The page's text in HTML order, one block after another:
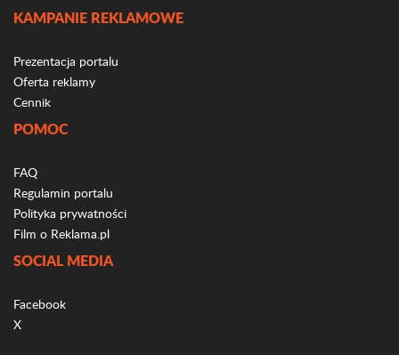
KAMPANIE REKLAMOWE
Prezentacja portalu
Oferta reklamy
Cennik
POMOC
FAQ
Regulamin portalu
Polityka prywatności
Film o Reklama.pl
SOCIAL MEDIA
Facebook
X